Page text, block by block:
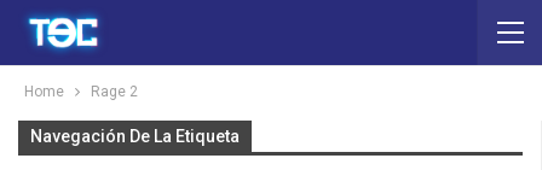
Home Rage 2
Navegación De La Etiqueta